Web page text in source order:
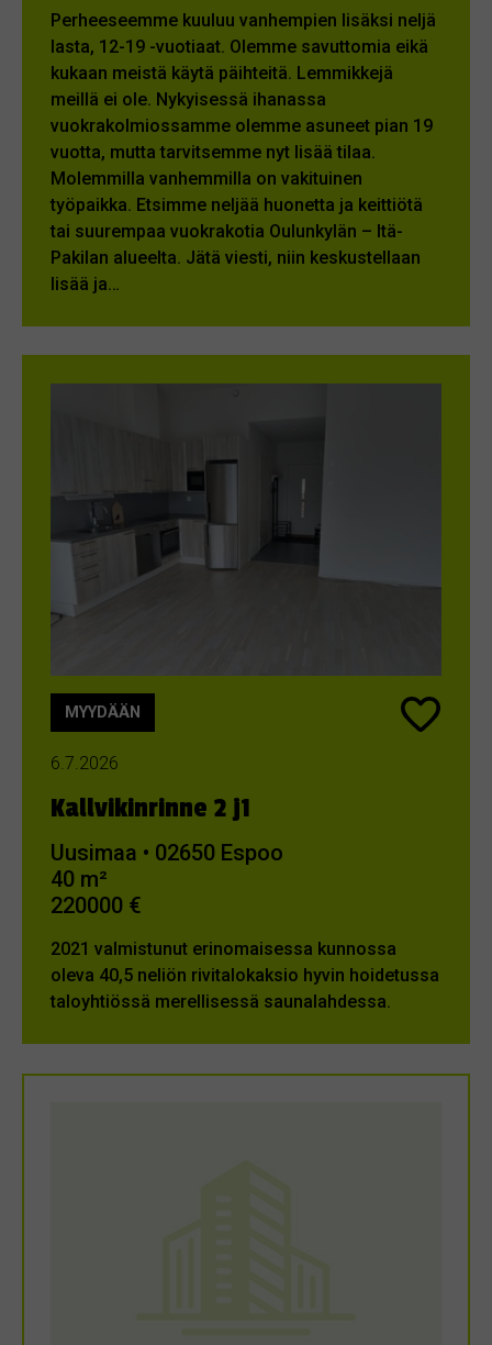
Perheeseemme kuuluu vanhempien lisäksi neljä
lasta, 12-19 -vuotiaat. Olemme savuttomia eikä
kukaan meistä käytä päihteitä. Lemmikkejä
meillä ei ole. Nykyisessä ihanassa
vuokrakolmiossamme olemme asuneet pian 19
vuotta, mutta tarvitsemme nyt lisää tilaa.
Molemmilla vanhemmilla on vakituinen
työpaikka. Etsimme neljää huonetta ja keittiötä
tai suurempaa vuokrakotia Oulunkylän – Itä-
Pakilan alueelta. Jätä viesti, niin keskustellaan
lisää ja…
MYYDÄÄN
6.7.2026
Kallvikinrinne 2 j1
Uusimaa • 02650 Espoo
40 m²
220000 €
2021 valmistunut erinomaisessa kunnossa
oleva 40,5 neliön rivitalokaksio hyvin hoidetussa
taloyhtiössä merellisessä saunalahdessa.